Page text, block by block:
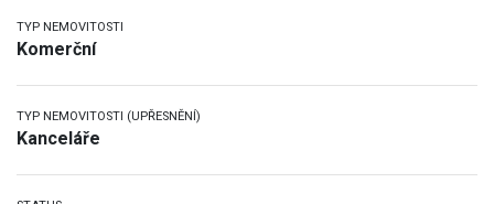
TYP NEMOVITOSTI
Komerční
TYP NEMOVITOSTI (UPŘESNĚNÍ)
Kanceláře